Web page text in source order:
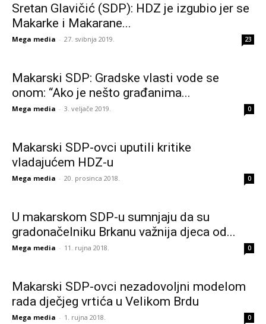
Sretan Glavičić (SDP): HDZ je izgubio jer se
Makarke i Makarane...
Mega media - 27. svibnja 2019. 23
Makarski SDP: Gradske vlasti vode se
onom: “Ako je nešto građanima...
Mega media - 3. veljače 2019. 0
Makarski SDP-ovci uputili kritike
vladajućem HDZ-u
Mega media - 20. prosinca 2018. 0
U makarskom SDP-u sumnjaju da su
gradonačelniku Brkanu važnija djeca od...
Mega media - 11. rujna 2018. 0
Makarski SDP-ovci nezadovoljni modelom
rada dječjeg vrtića u Velikom Brdu
Mega media - 1. rujna 2018. 0